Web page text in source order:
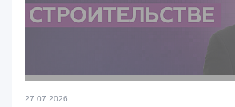
27.07.2026